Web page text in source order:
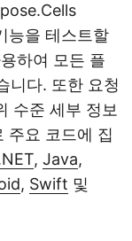
능을 테스트할
하여 모든 플
니다. 또한 요청
수준 세부 정보
주요 코드에 집
, Java,
, Swift 및